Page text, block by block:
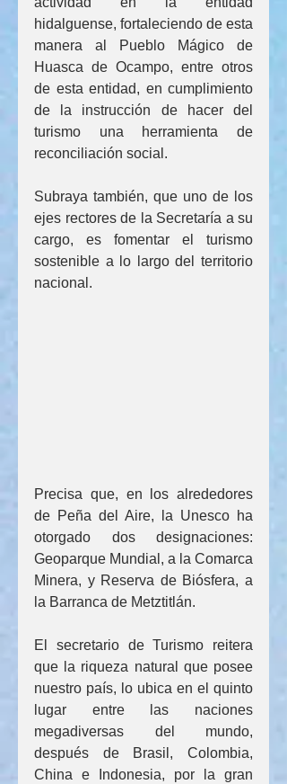
hidalguense, fortaleciendo de esta
manera al Pueblo Mágico de
Huasca de Ocampo, entre otros
de esta entidad, en cumplimiento
de la instrucción de hacer del
turismo una herramienta de
reconciliación social.
Subraya también, que uno de los
ejes rectores de la Secretaría a su
cargo, es fomentar el turismo
sostenible a lo largo del territorio
nacional.
Precisa que, en los alrededores
de Peña del Aire, la Unesco ha
otorgado dos designaciones:
Geoparque Mundial, a la Comarca
Minera, y Reserva de Biósfera, a
la Barranca de Metztitlán.
El secretario de Turismo reitera
que la riqueza natural que posee
nuestro país, lo ubica en el quinto
lugar entre las naciones
megadiversas del mundo,
después de Brasil, Colombia,
China e Indonesia, por la gran